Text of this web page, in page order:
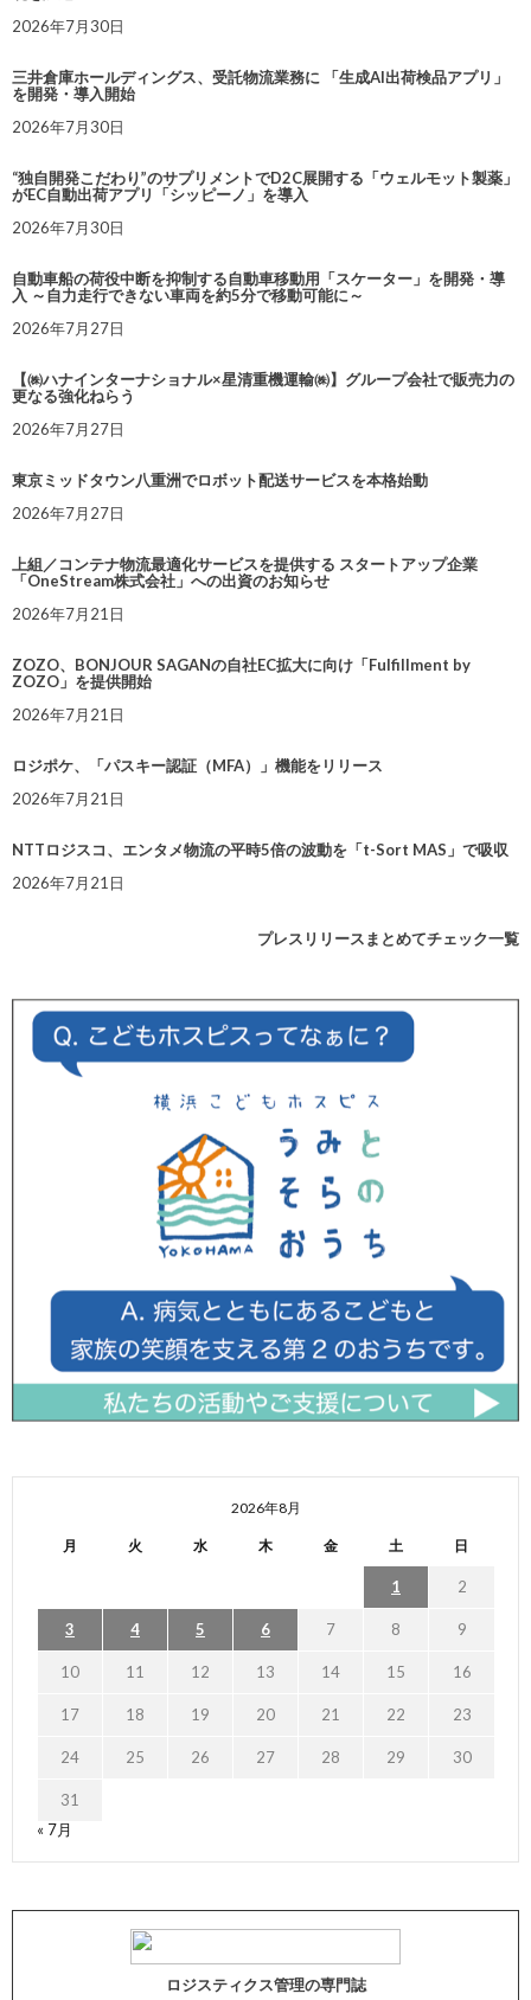
2026年7月30日
三井倉庫ホールディングス、受託物流業務に 「生成AI出荷検品アプリ」
を開発・導入開始
2026年7月30日
“独自開発こだわり”のサプリメントでD2C展開する「ウェルモット製薬」
がEC自動出荷アプリ「シッピーノ」を導入
2026年7月30日
自動車船の荷役中断を抑制する自動車移動用「スケーター」を開発・導
入 ～自力走行できない車両を約5分で移動可能に～
2026年7月27日
【㈱ハナインターナショナル×星清重機運輸㈱】グループ会社で販売力の
更なる強化ねらう
2026年7月27日
東京ミッドタウン八重洲でロボット配送サービスを本格始動
2026年7月27日
上組／コンテナ物流最適化サービスを提供する スタートアップ企業
「OneStream株式会社」への出資のお知らせ
2026年7月21日
ZOZO、BONJOUR SAGANの自社EC拡大に向け「Fulfillment by
ZOZO」を提供開始
2026年7月21日
ロジポケ、「パスキー認証（MFA）」機能をリリース
2026年7月21日
NTTロジスコ、エンタメ物流の平時5倍の波動を「t-Sort MAS」で吸収
2026年7月21日
プレスリリースまとめてチェック一覧
2026年8月
月 火 水 木 金 土 日
1 2
3 4 5 6 7 8 9
10 11 12 13 14 15 16
17 18 19 20 21 22 23
24 25 26 27 28 29 30
31
« 7月
ロジスティクス管理の専門誌